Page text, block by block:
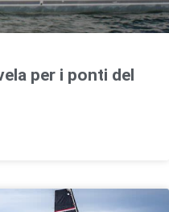
per i ponti del